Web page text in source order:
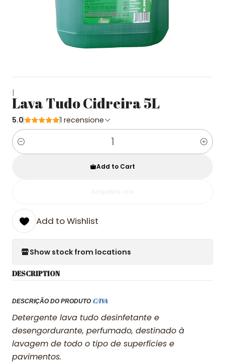
|
Lava Tudo Cidreira 5L
5.0 1 recensione
Quantity
Add to Cart
Add to Wishlist
Show stock from locations
DESCRIPTION
DESCRIÇÃO DO PRODUTO C/IVA
Detergente lava tudo desinfetante e
desengordurante, perfumado, destinado à
lavagem de todo o tipo de superfícies e
pavimentos.